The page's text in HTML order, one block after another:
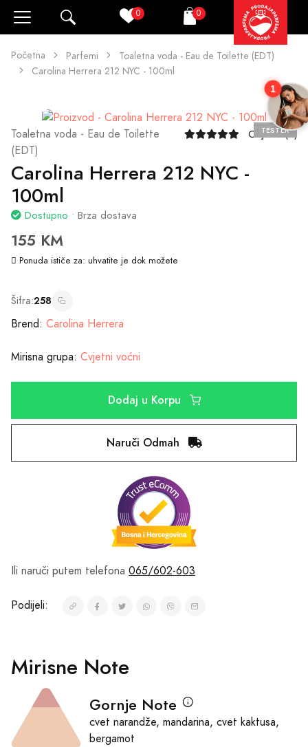
0 Korpa
0
Početna Parfemi
Toaletna voda - Eau de Toilette (EDT)
Carolina Herrera 212 NYC - 100ml
TESTER
Toaletna voda - Eau de Toilette
(EDT)
Ocjene (5)
Carolina Herrera 212 NYC -
100ml
Dostupno • Brza dostava
155 KM
Ponuda ističe za: uhvatite je dok možete
Šifra:258
Brend: Carolina Herrera
Mirisna grupa: Cvjetni voćni
Dodaj u Korpu
Naruči Odmah
Ili naruči putem telefona 065/602-603
Podijeli:
Mirisne Note
Gornje Note
cvet narandže, mandarina, cvet kaktusa,
bergamot
1